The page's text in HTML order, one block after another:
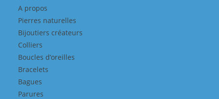
A propos
Pierres naturelles
Bijoutiers créateurs
Colliers
Boucles d’oreilles
Bracelets
Bagues
Parures